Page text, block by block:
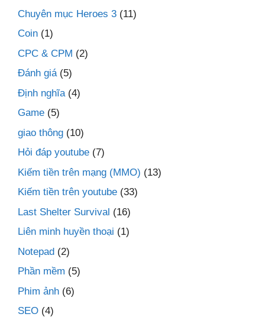
Chuyên mục Heroes 3 (11)
Coin (1)
CPC & CPM (2)
Đánh giá(5)
Định nghĩa (4)
Game (5)
giao thông (10)
Hỏi đáp youtube (7)
Kiếm tiền trên mạng (MMO) (13)
Kiếm tiền trên youtube (33)
Last Shelter Survival (16)
Liên minh huyền thoại (1)
Notepad (2)
Phần mềm (5)
Phim ảnh (6)
SEO (4)